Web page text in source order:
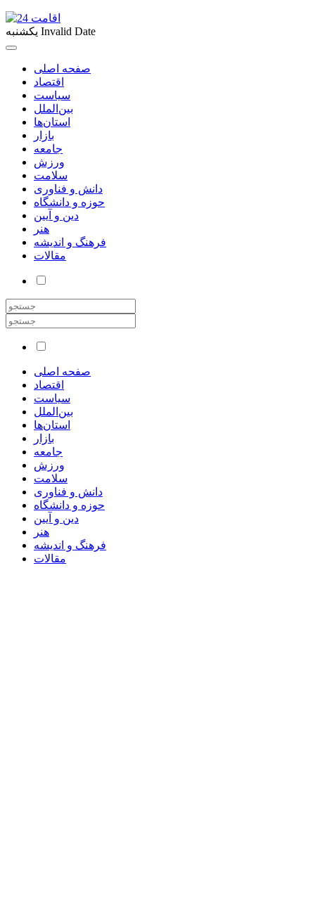
یکشنبه Invalid Date
صفحه اصلی
اقتصاد
سیاست
بین‌الملل
استان‌ها
بازار
جامعه
ورزش
سلامت
دانش و فناوری
حوزه و دانشگاه
دین و آیین
هنر
فرهنگ و اندیشه
مقالات
صفحه اصلی
اقتصاد
سیاست
بین‌الملل
استان‌ها
بازار
جامعه
ورزش
سلامت
دانش و فناوری
حوزه و دانشگاه
دین و آیین
هنر
فرهنگ و اندیشه
مقالات